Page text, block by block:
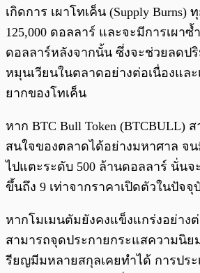
เกิดการ เผาโทเค็น (Supply Burns)
125,000 ดอลลาร์ และจะมีการเผาซ้
ดอลลาร์หลังจากนั้น ซึ่งจะช่วยลดป
หมุนเวียนในตลาดอย่างต่อเนื่องแล
ยากของโทเค็น
หาก BTC Bull Token (BTCBULL)
สนใจของตลาดได้อย่างมหาศาล จ
ไปแตะระดับ 500 ล้านดอลลาร์ นั่นจ
ขึ้นถึง 9 เท่าจากราคาเปิดตัวในปัจจุ
หากโมเมนตัมยังคงแข็งแกร่งอย่าง
สามารถจุดประกายกระแสความนิย
รียญมีมหลายสกุลเคยทำได้ การปร